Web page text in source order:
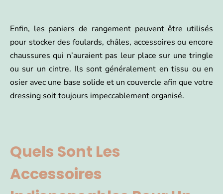
Enfin, les paniers de rangement peuvent être utilisés
pour stocker des foulards, châles, accessoires ou encore
chaussures qui n’auraient pas leur place sur une tringle
ou sur un cintre. Ils sont généralement en tissu ou en
osier avec une base solide et un couvercle afin que votre
dressing soit toujours impeccablement organisé.
Quels Sont Les
Accessoires